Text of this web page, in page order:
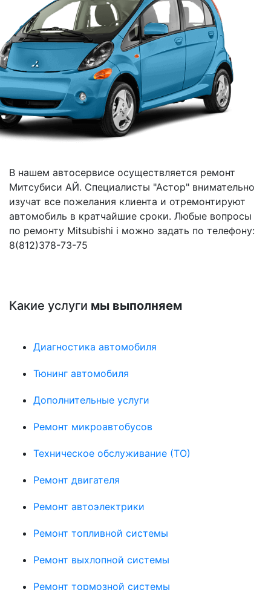
В нашем автосервисе осуществляется ремонт
Митсубиси АЙ. Специалисты "Астор" внимательно
изучат все пожелания клиента и отремонтируют
автомобиль в кратчайшие сроки. Любые вопросы
по ремонту Mitsubishi i можно задать по телефону:
8(812)378-73-75
Какие услуги мы выполняем
Диагностика автомобиля
Тюнинг автомобиля
Дополнительные услуги
Ремонт микроавтобусов
Техническое обслуживание (ТО)
Ремонт двигателя
Ремонт автоэлектрики
Ремонт топливной системы
Ремонт выхлопной системы
Ремонт тормозной системы